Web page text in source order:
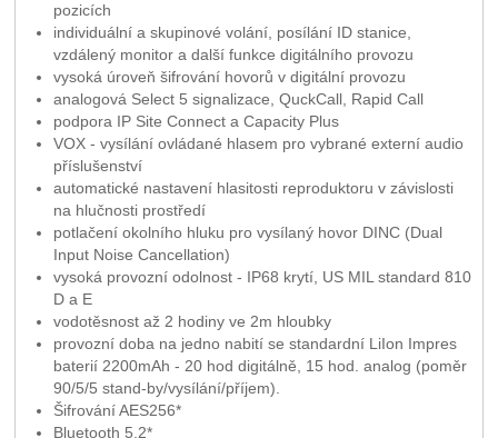
pozicích
individuální a skupinové volání, posílání ID stanice,
vzdálený monitor a další funkce digitálního provozu
vysoká úroveň šifrování hovorů v digitální provozu
analogová Select 5 signalizace, QuckCall, Rapid Call
podpora IP Site Connect a Capacity Plus
VOX - vysílání ovládané hlasem pro vybrané externí audio
příslušenství
automatické nastavení hlasitosti reproduktoru v závislosti
na hlučnosti prostředí
potlačení okolního hluku pro vysílaný hovor DINC (Dual
Input Noise Cancellation)
vysoká provozní odolnost - IP68 krytí, US MIL standard 810
D a E
vodotěsnost až 2 hodiny ve 2m hloubky
provozní doba na jedno nabití se standardní LiIon Impres
baterií 2200mAh - 20 hod digitálně, 15 hod. analog (poměr
90/5/5 stand-by/vysílání/příjem).
Šifrování AES256*
Bluetooth 5.2*